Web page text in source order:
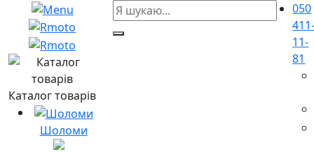
Каталог товарів
Шоломи
050
11-
81